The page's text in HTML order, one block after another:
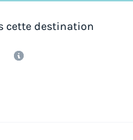
cette destination